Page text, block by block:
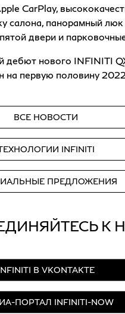
CarPlay,
салона, панорамный
двери и
дебют нового INFINITI
на первую половину
ВСЕ НОВОСТИ
INFINITI
ПРЕДЛОЖЕНИЯ
К
В VKONTAKTE
ПОРТАЛ INFINITI-NOW